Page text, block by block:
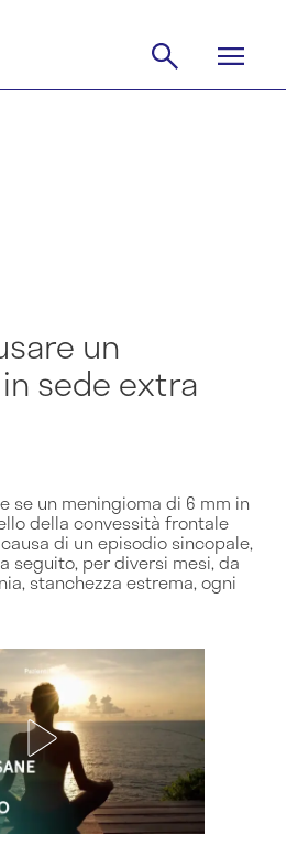
un
sede extra
se un meningioma di 6 mm in
della convessità frontale
di un episodio sincopale,
seguito, per diversi mesi, da
stanchezza estrema, ogni